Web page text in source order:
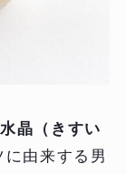
晶（きすい
に由来する男